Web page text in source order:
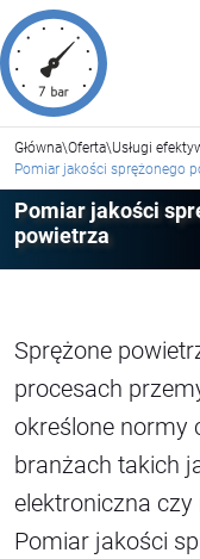
Główna\Oferta\Usługi
Pomiar jakości sprężonego
Pomiar jakości
powietrza
Sprężone
procesach
określone normy
branżach takich
elektroniczna czy
Pomiar jakości